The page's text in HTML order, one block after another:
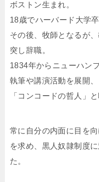
ボストン生まれ。
18歳でハーバード大学
その後、牧師となるが
突し辞職。
1834年からニューハン
執筆や講演活動を展開、
「コンコードの哲人」と
常に自分の内面に目を
を求め、黒人奴隷制度
た。